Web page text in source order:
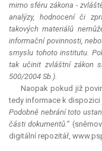
mimo sféru zákona -
analýzy, hodnocení či
takových materiálů
informační povinnosti,
smyslu tohoto institutu.
tak učinit zvláštní zákon
500/2004 Sb.).
Naopak pokud již
tedy informace k
Podobně nebrání toto
části dokumentů.“
digitální repozitář,